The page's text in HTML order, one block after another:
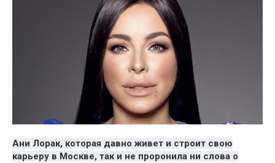
Ани Лорак, которая давно живет и строит свою
карьеру в Москве, так и не проронила ни слова о